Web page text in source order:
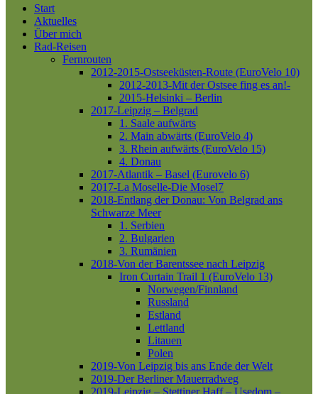
Close
Menu
Start
Aktuelles
Über mich
Rad-Reisen
Fernrouten
2012-2015-Ostseeküsten-Route (EuroVelo 10)
2012-2013-Mit der Ostsee fing es an!-
2015-Helsinki – Berlin
2017-Leipzig – Belgrad
1. Saale aufwärts
2. Main abwärts (EuroVelo 4)
3. Rhein aufwärts (EuroVelo 15)
4. Donau
2017-Atlantik – Basel (Eurovelo 6)
2017-La Moselle-Die Mosel7
2018-Entlang der Donau: Von Belgrad ans
Schwarze Meer
1. Serbien
2. Bulgarien
3. Rumänien
2018-Von der Barentssee nach Leipzig
Iron Curtain Trail 1 (EuroVelo 13)
Norwegen/Finnland
Russland
Estland
Lettland
Litauen
Polen
2019-Von Leipzig bis ans Ende der Welt
2019-Der Berliner Mauerradweg
2019-Leipzig – Stettiner Haff – Usedom –